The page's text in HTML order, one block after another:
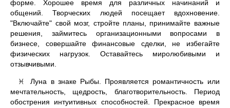
форме. Хорошее время для различных начинаний и
общений. Творческих людей посещает вдохновение.
"Включайте" свой мозг, стройте планы, принимайте важные
решения, займитесь организационными вопросами в
бизнесе, совершайте финансовые сделки, не избегайте
физических нагрузок. Оставайтесь миролюбивыми и
отзывчивыми.
♓
Луна в знаке Рыбы. Проявляется романтичность или
мечтательность, щедрость, благотворительность. Период
обострения интуитивных способностей. Прекрасное время